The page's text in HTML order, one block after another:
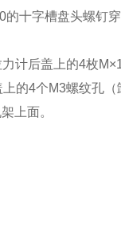
十字槽盘头螺钉
计后盖上的4枚
的4个M3螺纹孔（
上面。